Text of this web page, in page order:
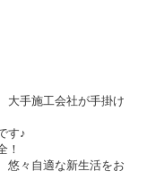
大手施工会社が手掛け
す♪
！
悠々自適な新生活をお